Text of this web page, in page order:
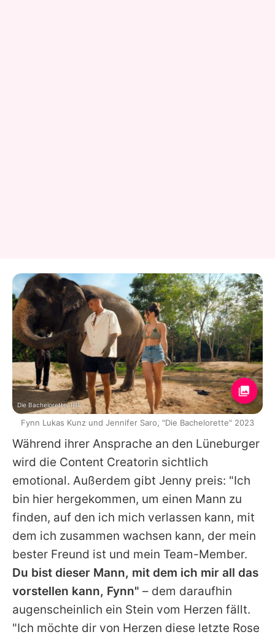
Während ihrer Ansprache an den Lüneburger
wird die Content Creatorin sichtlich
emotional. Außerdem gibt Jenny preis: "Ich
bin hier hergekommen, um einen Mann zu
finden, auf den ich mich verlassen kann, mit
dem ich zusammen wachsen kann, der mein
bester Freund ist und mein Team-Member.
Du bist dieser Mann, mit dem ich mir all das
vorstellen kann, Fynn" – dem daraufhin
augenscheinlich ein Stein vom Herzen fällt.
"Ich möchte dir von Herzen diese letzte Rose
Die Bachelorette, RTL
Fynn Lukas Kunz und Jennifer Saro, "Die Bachelorette" 2023